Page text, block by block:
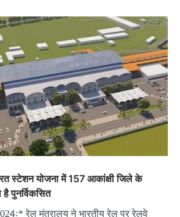
स्टेशन योजना में 157 आकांक्षी जिले के
पुनर्विकसित
रेल मंत्रालय ने भारतीय रेल पर रेलवे